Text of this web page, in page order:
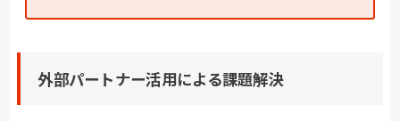
外部パートナー活用による課題解決